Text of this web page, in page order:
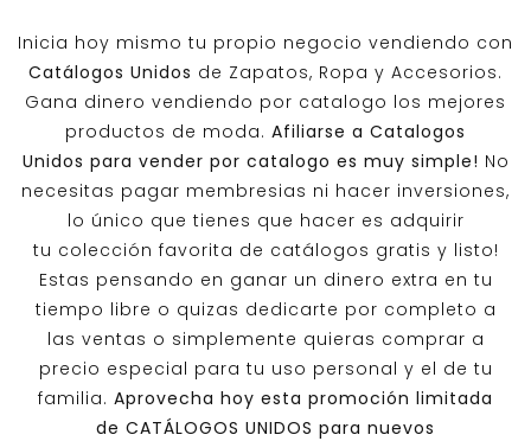
Inicia hoy mismo tu propio negocio vendiendo con
Catálogos Unidos de Zapatos, Ropa y Accesorios.
Gana dinero vendiendo por catalogo los mejores
productos de moda. Afiliarse a Catalogos
Unidos para vender por catalogo es muy simple! No
necesitas pagar membresias ni hacer inversiones,
lo único que tienes que hacer es adquirir
tu colección favorita de catálogos gratis y listo!
Estas pensando en ganar un dinero extra en tu
tiempo libre o quizas dedicarte por completo a
las ventas o simplemente quieras comprar a
precio especial para tu uso personal y el de tu
familia. Aprovecha hoy esta promoción limitada
de CATÁLOGOS UNIDOS para nuevos